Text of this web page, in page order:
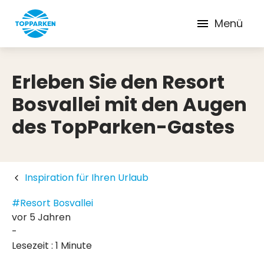
Menü
Erleben Sie den Resort
Bosvallei mit den Augen
des TopParken-Gastes
Inspiration für Ihren Urlaub
#Resort Bosvallei
vor 5 Jahren
-
Lesezeit : 1 Minute